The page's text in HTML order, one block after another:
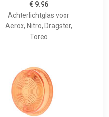
€ 9.96
Achterlichtglas voor
Aerox, Nitro, Dragster,
Toreo